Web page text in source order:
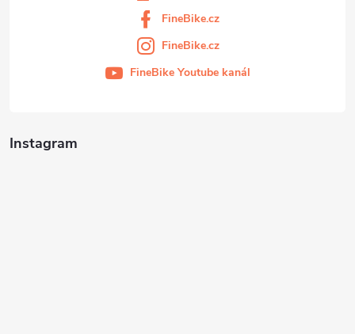
Instagram
FineBike.cz
FineBike.cz
FineBike Youtube kanál